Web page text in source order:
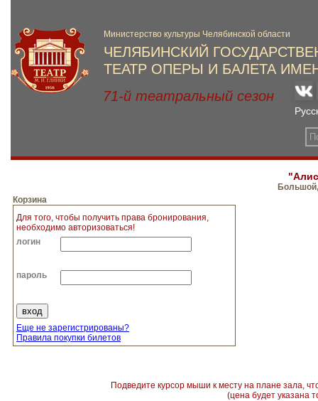
Корзина
Для того, чтобы получить права бронирования,
необходимо авторизоваться!
логин
пароль
Еще не зарегистрированы?
Правила покупки билетов
Подведите курсор мыши к месту на плане зала,
(цена будет указана